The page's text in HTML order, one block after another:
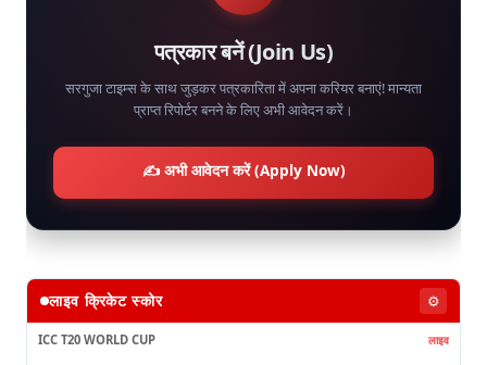
पत्रकार बनें (Join Us)
सरगुजा टाइम्स के साथ जुड़कर पत्रकारिता में अपना करियर बनाएं! मान्यता
प्राप्त रिपोर्टर बनने के लिए अभी आवेदन करें।
✍️ अभी आवेदन करें (Apply Now)
लाइव क्रिकेट स्कोर ⚙️
ICC T20 WORLD CUP लाइव